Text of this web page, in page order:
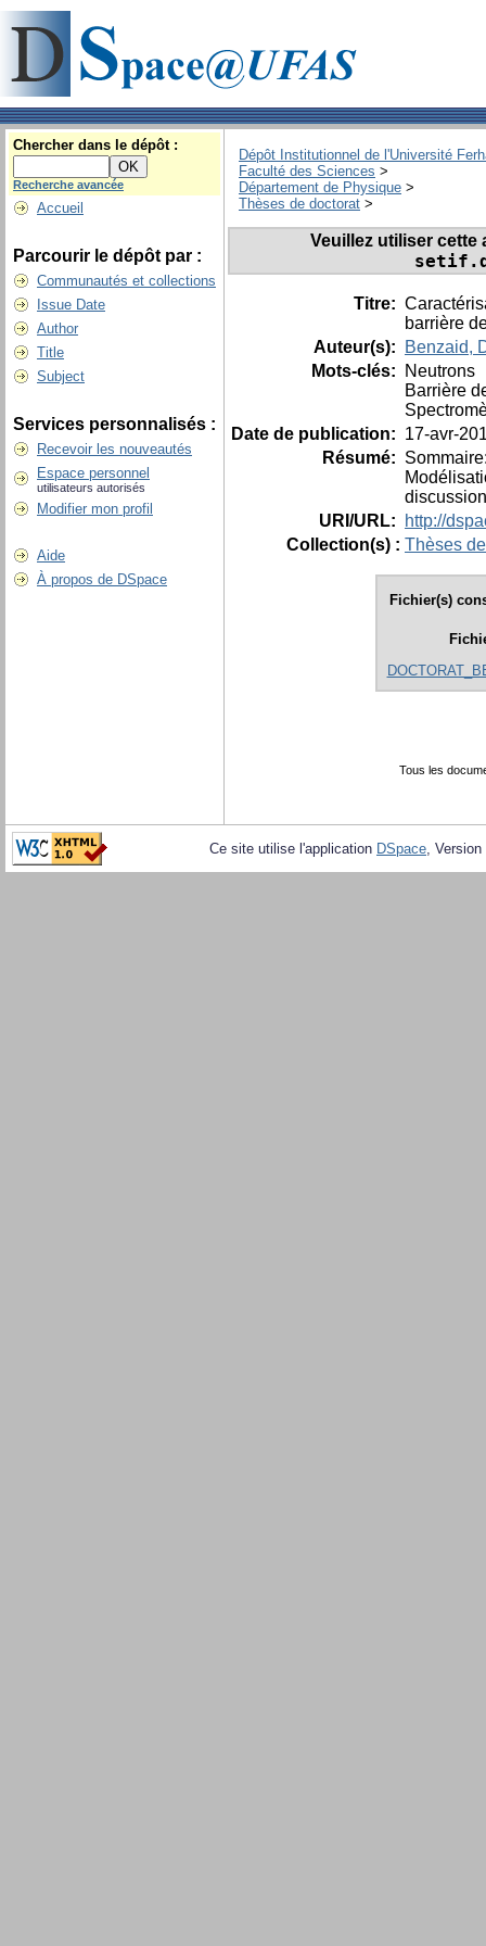
Chercher dans le dépôt :
Recherche avancée
Accueil
Parcourir le dépôt par :
Communautés et collections
Issue Date
Author
Title
Subject
Services personnalisés :
Recevoir les nouveautés
Espace personnel
utilisateurs autorisés
Modifier mon profil
Aide
À propos de DSpace
Dépôt Institutionnel de l'Université
Faculté des Sciences >
Département de Physique >
Thèses de doctorat >
Veuillez utiliser
Titre:
barrière
Auteur(s):
Benzaid,
Mots-clés:
Neutrons
Barrière
Date de publication: 17-avr-
Résumé:
URI/URL:
http://
Collection(s) : Thèses
Fichier(s)
Tous les
Ce site utilise l'application DSpace,